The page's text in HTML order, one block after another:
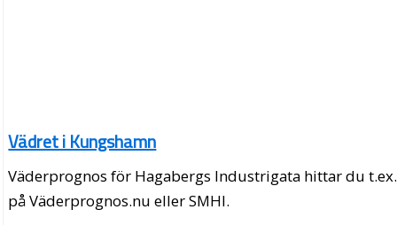
Vädret i Kungshamn
Väderprognos för Hagabergs Industrigata hittar du t.ex.
på Väderprognos.nu eller SMHI.